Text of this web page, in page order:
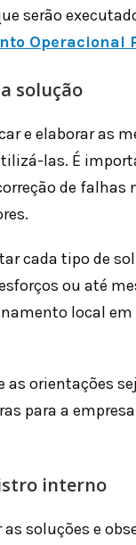
serão
Operacional
solução
e elaborar as
las. É
de falhas
cada tipo de
ou até
local em
as orientações
para a
interno
soluções e